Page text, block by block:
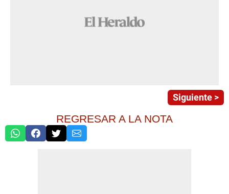
Siguiente >
REGRESAR A LA NOTA